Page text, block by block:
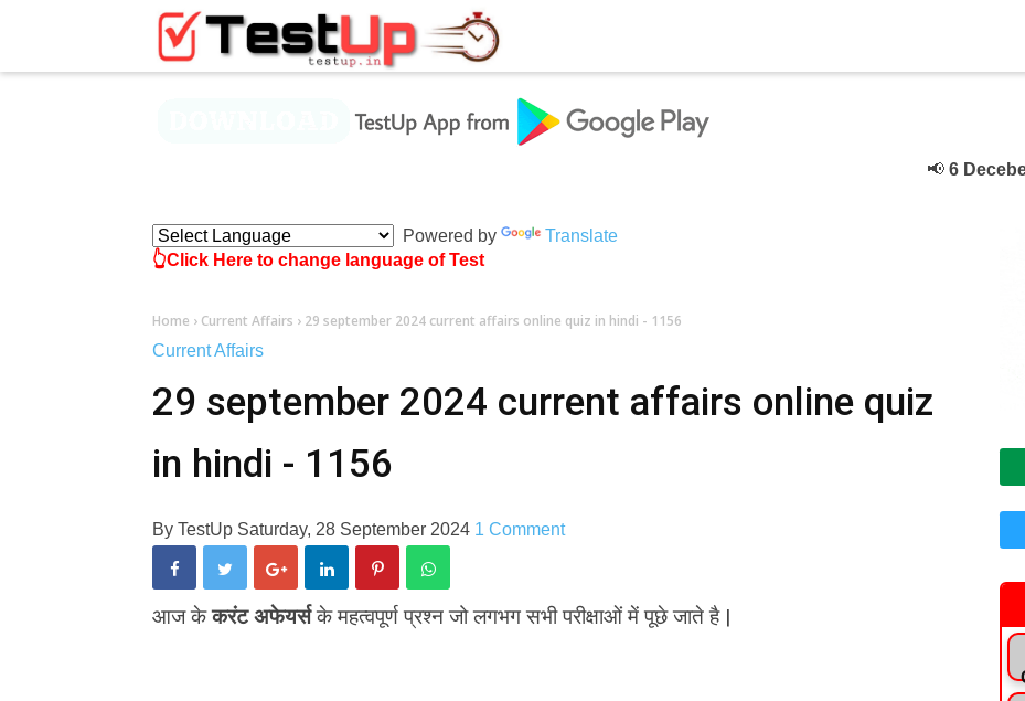
6 Deceberके
Powered by
Translate
👆Click Here to change language of Test
Home › Current Affairs › 29 september 2024 current affairs online quiz in hindi - 1156
Current Affairs
29 september 2024 current affairs online quiz
in hindi - 1156
By TestUp Saturday, 28 September 2024 1 Comment
आज केकरंट अफेयर्सके महत्वपूर्ण प्रश्न जो लगभग सभी परीक्षाओं में पूछे जाते है |